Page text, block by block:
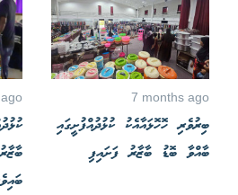
7 months ago
ބިރުވެރި ހޮހޮޅައާއެކު ކުޅުދުއްފުށީގައި
ބާއްވާ ބޮޑު ބާޒާރު ފަށައިފި